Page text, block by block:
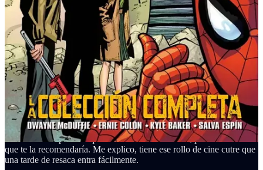
mientras corre con una ametralladora en sus brazos. Esa escena es
oro. Entiendo por qué acabaría siendo James Bond unos años
después. Es que si te ponen esta escena y te preguntan por la
película, es imposible no decir GoldenEye o alguna de éstas.
Luego tenemos al chavalín de El último gran héroe (Austin
O’Brien), que al igual que Pierce Brosnan imita a su futuro Bond,
este chico no va a ser menos y acaba haciendo un papel muy similar
al que hizo con Schwarzenegger. Hay más. Dean Norris (Breaking
Bad) aparece haciendo de un malo malísimo; y Geoffrey Lewis (te
sonará por películas como Doble impacto) haciendo su papel
favorito, el de buen tío.
No sé. Es una película que no te recomendaría ver, pero a la vez sí
que te la recomendaría. Me explico, tiene ese rollo de cine cutre que
una tarde de resaca entra fácilmente.